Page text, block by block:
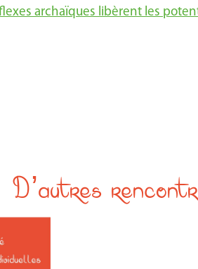
archaïques libèrent les
D’autres